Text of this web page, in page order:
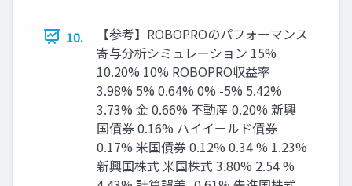
10.
【参考】ROBOPROのパフォーマンス
寄与分析シミュレーション 15%
10.20% 10% ROBOPRO収益率
3.98% 5% 0.64% 0% -5% 5.42%
3.73% 金 0.66% 不動産 0.20% 新興
国債券 0.16% ハイイールド債券
0.17% 米国債券 0.12% 0.34 % 1.23%
新興国株式 米国株式 3.80% 2.54 %